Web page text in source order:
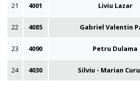
21 4001 Liviu Lazar
22 4085 Gabriel Valentin
23 4090 Petru Dulama
24 4030 Silviu - Marian